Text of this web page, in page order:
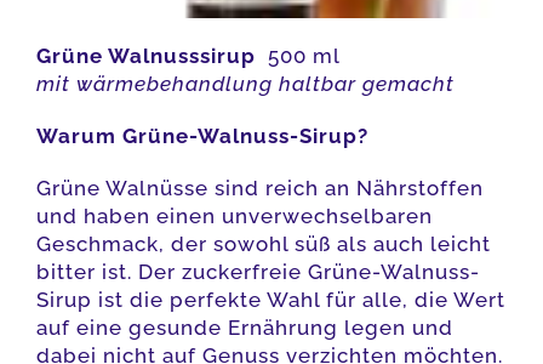
Grüne Walnusssirup 500 ml
mit wärmebehandlung haltbar gemacht
Warum Grüne-Walnuss-Sirup?
Grüne Walnüsse sind reich an Nährstoffen
und haben einen unverwechselbaren
Geschmack, der sowohl süß als auch leicht
bitter ist. Der zuckerfreie Grüne-Walnuss-
Sirup ist die perfekte Wahl für alle, die Wert
auf eine gesunde Ernährung legen und
dabei nicht auf Genuss verzichten möchten.